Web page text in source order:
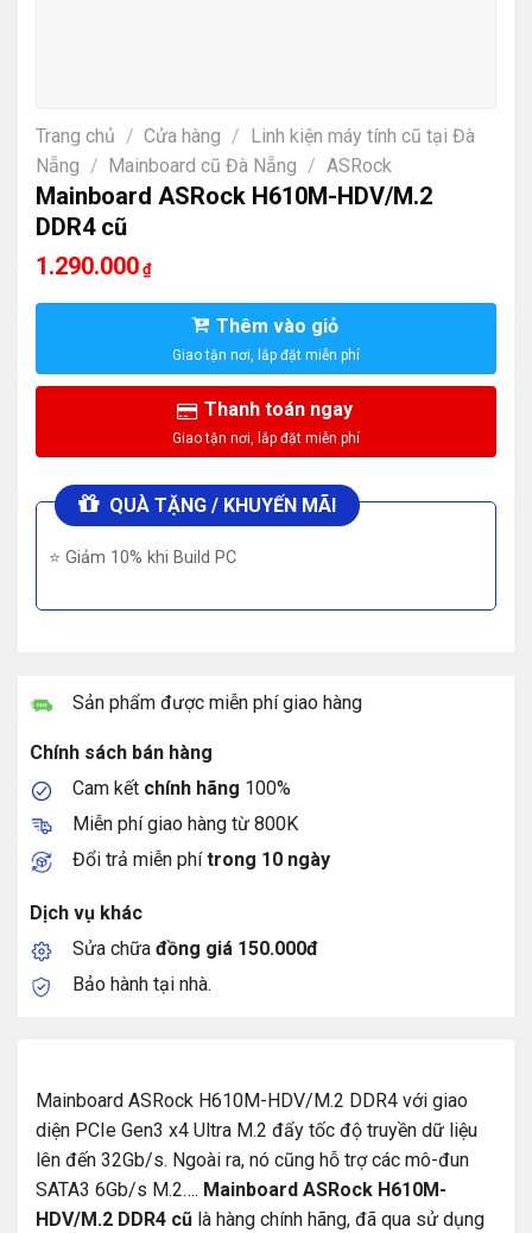
Trang chủ / Cửa hàng /
Linh kiện máy tính cũ tại Đà
Nẵng / Mainboard cũ Đà Nẵng / ASRock
Mainboard ASRock H610M-HDV/M.2
DDR4 cũ
1.290.000 ₫
Thêm vào giỏ
Thanh toán ngay
QUÀ TẶNG / KHUYẾN MÃI
⭐ Giảm 10% khi Build PC
Sản phẩm được miễn phí giao hàng
Chính sách bán hàng
Cam kết chính hãng 100%
Miễn phí giao hàng từ 800K
Đổi trả miễn phítrong 10 ngày
Dịch vụ khác
Sửa chữa đồng giá 150.000đ
Bảo hành tại nhà.
Mainboard ASRock H610M-HDV/M.2 DDR4 với giao
diện PCIe Gen3 x4 Ultra M.2 đẩy tốc độ truyền dữ liệu
lên đến 32Gb/s. Ngoài ra, nó cũng hỗ trợ các mô-đun
SATA3 6Gb/s M.2…. Mainboard ASRock H610M-
HDV/M.2 DDR4 cũ là hàng chính hãng, đã qua sử dụng